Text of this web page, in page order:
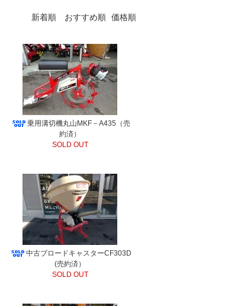
新着順 おすすめ順 価格順
乗用溝切機丸山MKF－A435（売
約済）
SOLD OUT
中古ブロードキャスターCF303D
(売約済）
SOLD OUT